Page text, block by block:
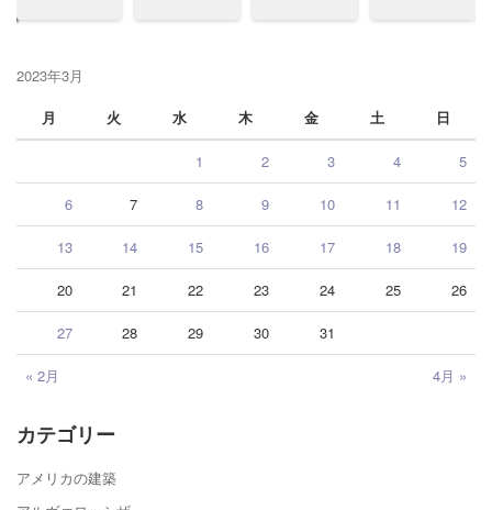
2023年3月
月
火 水 木 金 土 日
« 2月 4月 »
1 2 3 4 5
6 7 8 9 10 11 12
13 14 15 16 17 18 19
20 21 22 23 24 25 26
27 28 29 30 31
カテゴリー
アメリカの建築